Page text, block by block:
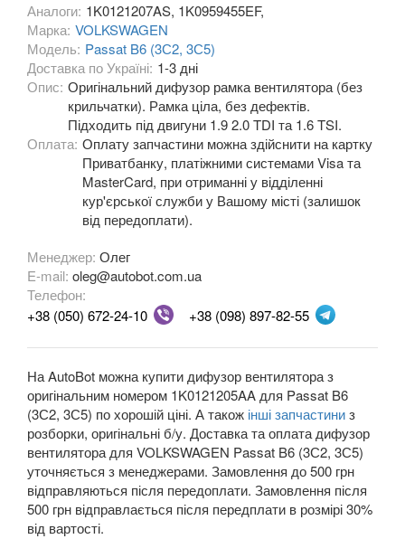
OPEL
PEUGEOT
PORSCHE
RENAULT keyboard_arrow_down
ROVER
SEAT
SKODA
SMART
SUBARU
SUZUKI
TESLA keyboard_arrow_down
TOYOTA keyboard_arrow_down
VOLKSWAGEN keyboard_arrow_down
Аналоги: 1K0121207AS, 1K0959455EF,
Марка: VOLKSWAGEN
Модель: Passat B6 (3С2, 3С5)
Доставка по Україні: 1-3 дні
Опис: Оригінальний дифузор рамка вентилятора (без
крильчатки). Рамка ціла, без дефектів.
Підходить під двигуни 1.9 2.0 TDI та 1.6 TSI.
Оплата: Оплату запчастини можна здійснити на картку
Приватбанку, платіжними системами Visa та
MasterCard, при отриманні у відділенні
кур'єрської служби у Вашому місті (залишок
від передоплати).
Менеджер: Олег
E-mail: oleg@autobot.com.ua
Телефон:
+38 (050) 672-24-10
+38 (098) 897-82-55
На AutoBot можна купити дифузор вентилятора з
оригінальним номером 1K0121205AA для Passat B6
(3С2, 3С5) по хорошій ціні. А також інші запчастиниз
розборки, оригінальні б/у. Доставка та оплата дифузор
вентилятора для VOLKSWAGEN Passat B6 (3С2, 3С5)
уточняється з менеджерами. Замовлення до 500 грн
відправляються після передоплати. Замовлення після
500 грн відправлається після передплати в розмірі 30%
від вартості.